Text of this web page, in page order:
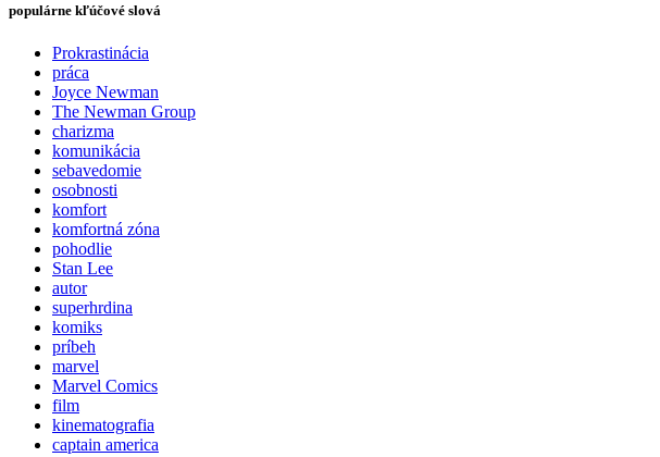
populárne kľúčové slová
Prokrastinácia
práca
Joyce Newman
The Newman Group
charizma
komunikácia
sebavedomie
osobnosti
komfort
komfortná zóna
pohodlie
Stan Lee
autor
superhrdina
komiks
príbeh
marvel
Marvel Comics
film
kinematografia
captain america